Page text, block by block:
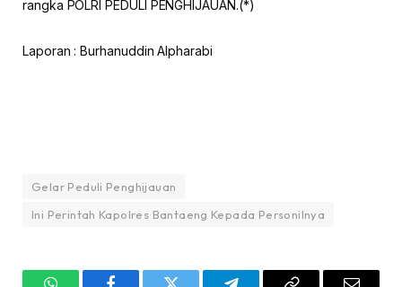
rangka POLRI PEDULI PENGHIJAUAN.(*)
Laporan : Burhanuddin Alpharabi
Gelar Peduli Penghijauan
Ini Perintah Kapolres Bantaeng Kepada Personilnya